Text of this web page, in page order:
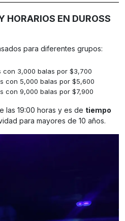
HORARIOS EN DUROSS
para diferentes grupos:
con 3,000 balas por $3,700
con 5,000 balas por $5,600
con 9,000 balas por $7,900
las 19:00 horas y es de tiempo
para mayores de 10 años.